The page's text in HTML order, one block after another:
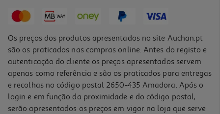
Os preços dos produtos apresentados no site Auchan.pt
são os praticados nas compras online. Antes do registo e
autenticação do cliente os preços apresentados servem
apenas como referência e são os praticados para entregas
e recolhas no código postal 2650-435 Amadora. Após o
login e em função da proximidade e do código postal,
serão apresentados os preços em vigor na loja que serve